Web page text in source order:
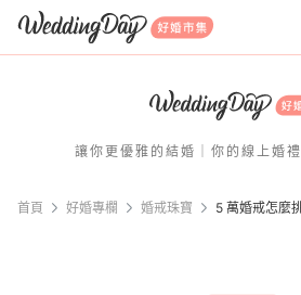
WeddingDay 好婚
讓你更優雅的結婚｜你的線上婚
首頁 好婚專欄 婚戒珠寶